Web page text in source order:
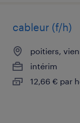
cableur (f/h)
poitiers,
intérim
12,66 € par